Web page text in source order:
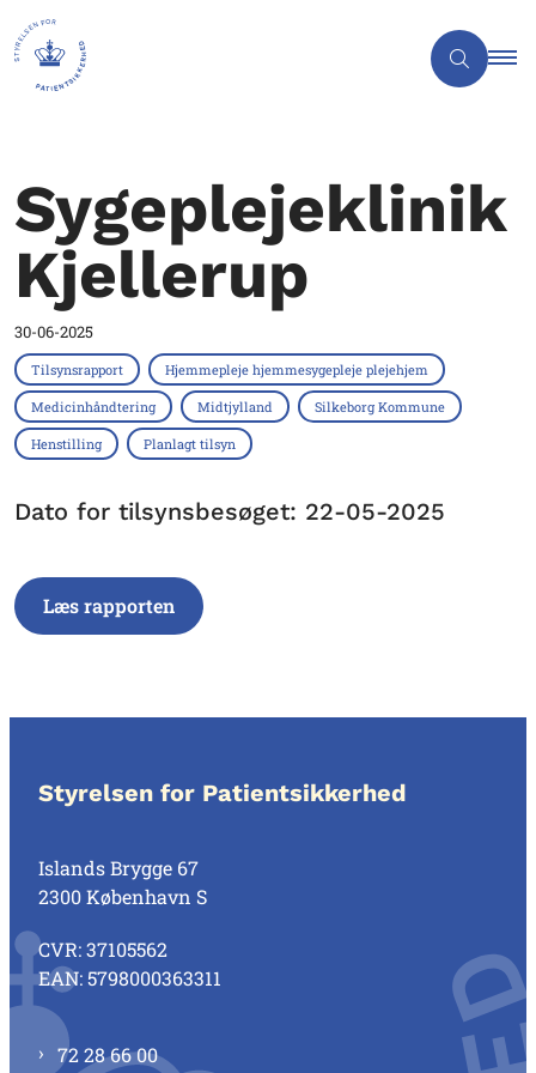
Sygeplejeklinik
Kjellerup
30-06-2025
Tilsynsrapport Hjemmepleje hjemmesygepleje plejehjem
Medicinhåndtering Midtjylland Silkeborg Kommune
Henstilling Planlagt tilsyn
Dato for tilsynsbesøget: 22-05-2025
Læs rapporten
Styrelsen for Patientsikkerhed
Islands Brygge 67
2300 København S
CVR: 37105562
EAN: 5798000363311
72 28 66 00